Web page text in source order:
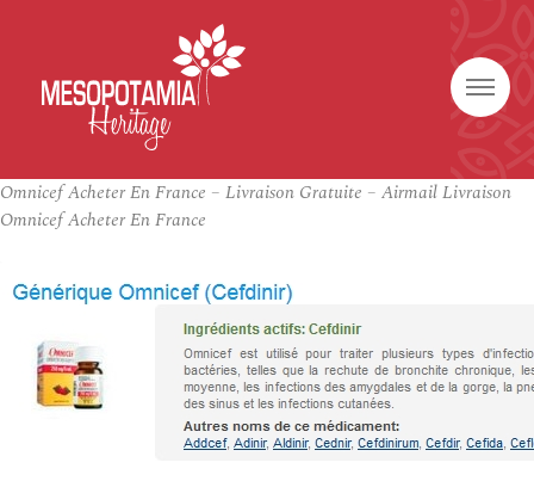
Omnicef Acheter En France – Livraison Gratuite – Airmail Livraison
Omnicef Acheter En France